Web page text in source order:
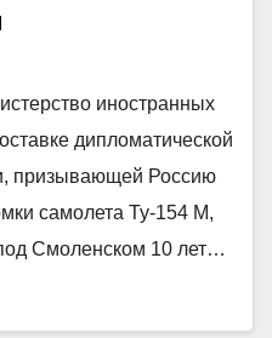
иностранных
дипломатической
призывающей Россию
самолета Ту-154 М,
Смоленском 10 лет…